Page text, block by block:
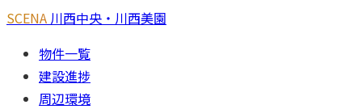
SCENA 川西中央・川西美園
物件一覧
建設進捗
周辺環境